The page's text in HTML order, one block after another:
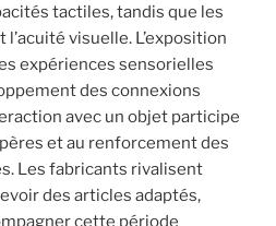
tactiles, tandis que les
visuelle. L’exposition
expériences sensorielles
des connexions
avec un objet participe
et au renforcement des
Les fabricants rivalisent
des articles adaptés,
cette période